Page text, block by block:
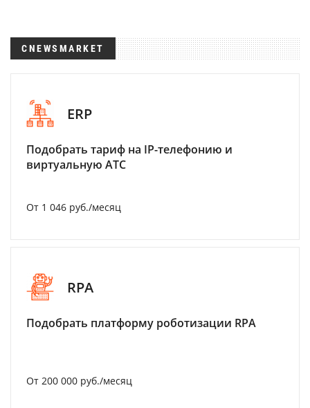
CNEWSMARKET
ERP
Подобрать тариф на IP-телефонию и
виртуальную АТС
От 1 046 руб./месяц
RPA
Подобрать платформу роботизации RPA
От 200 000 руб./месяц